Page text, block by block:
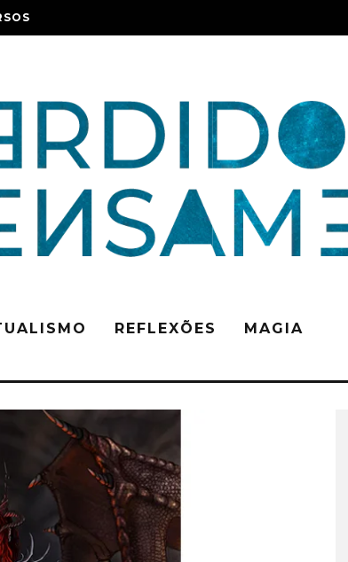
REFLEXÕES MAGIA